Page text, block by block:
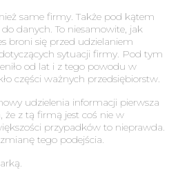
same firmy. Także pod kątem
danych. To niesamowite, jak
broni się przed udzielaniem
sytuacji firmy. Pod tym
od lat i z tego powodu w
części ważnych przedsiębiorstw.
udzielenia informacji pierwsza
że z tą firmą jest coś nie w
przypadków to nieprawda.
tego podejścia.